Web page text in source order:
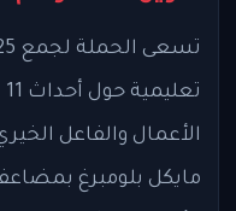
الأعمال والفاعل
مايكل بلومبرغ